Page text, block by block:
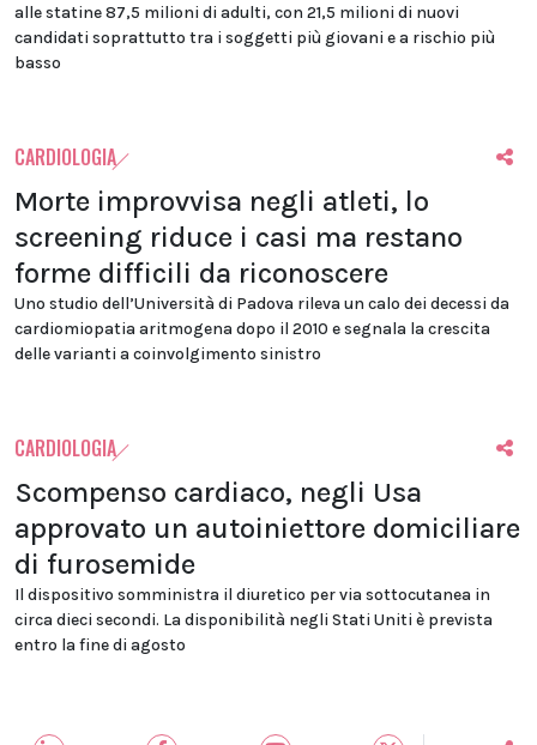
alle statine 87,5 milioni di adulti, con 21,5 milioni di nuovi
candidati soprattutto tra i soggetti più giovani e a rischio più
basso
CARDIOLOGIA
Morte improvvisa negli atleti, lo
screening riduce i casi ma restano
forme difficili da riconoscere
Uno studio dell’Università di Padova rileva un calo dei decessi da
cardiomiopatia aritmogena dopo il 2010 e segnala la crescita
delle varianti a coinvolgimento sinistro
CARDIOLOGIA
Scompenso cardiaco, negli Usa
approvato un autoiniettore domiciliare
di furosemide
Il dispositivo somministra il diuretico per via sottocutanea in
circa dieci secondi. La disponibilità negli Stati Uniti è prevista
entro la fine di agosto